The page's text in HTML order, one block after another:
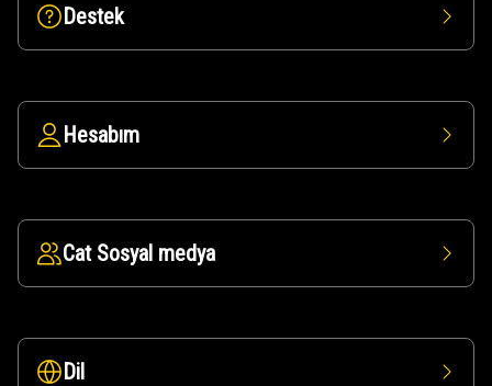
Destek
Hesabım
Cat Sosyal medya
Dil